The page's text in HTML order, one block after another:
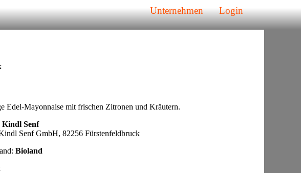
Unternehmen Login
Edel-Mayonnaise mit frischen Zitronen und Kräutern.
Senf
Senf GmbH, 82256 Fürstenfeldbruck
Bioland